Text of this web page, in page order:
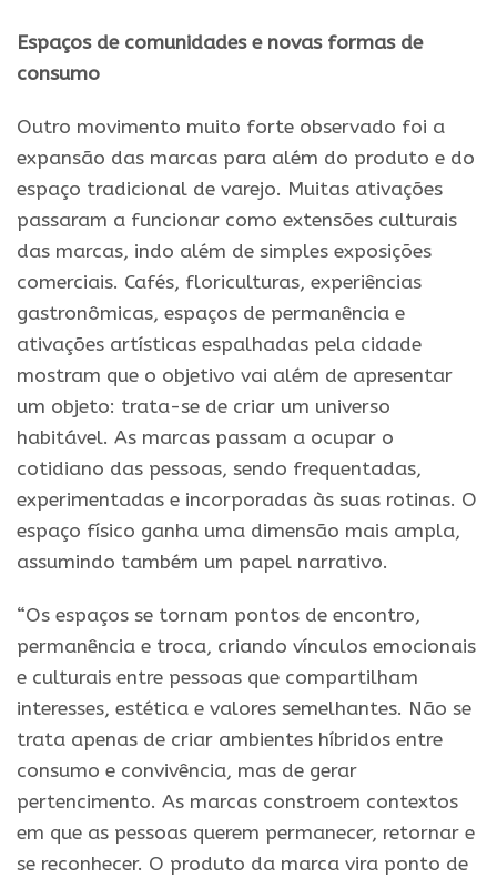
Espaços de comunidades e novas formas de
consumo
Outro movimento muito forte observado foi a
expansão das marcas para além do produto e do
espaço tradicional de varejo. Muitas ativações
passaram a funcionar como extensões culturais
das marcas, indo além de simples exposições
comerciais. Cafés, floriculturas, experiências
gastronômicas, espaços de permanência e
ativações artísticas espalhadas pela cidade
mostram que o objetivo vai além de apresentar
um objeto: trata-se de criar um universo
habitável. As marcas passam a ocupar o
cotidiano das pessoas, sendo frequentadas,
experimentadas e incorporadas às suas rotinas. O
espaço físico ganha uma dimensão mais ampla,
assumindo também um papel narrativo.
“Os espaços se tornam pontos de encontro,
permanência e troca, criando vínculos emocionais
e culturais entre pessoas que compartilham
interesses, estética e valores semelhantes. Não se
trata apenas de criar ambientes híbridos entre
consumo e convivência, mas de gerar
pertencimento. As marcas constroem contextos
em que as pessoas querem permanecer, retornar e
se reconhecer. O produto da marca vira ponto de